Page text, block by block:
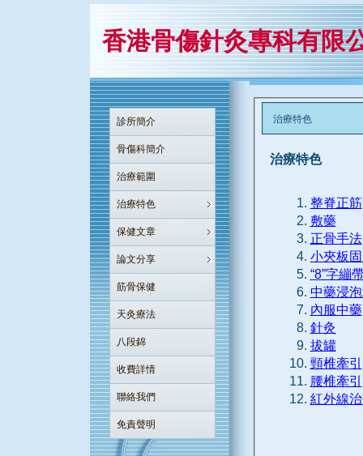
香港骨傷針灸專科有限
治療特色
治療特色
整脊正筋
敷藥
正骨手法
小夾板
“8”字繃
中藥浸
內服中藥
針灸
拔罐
頸椎牽引
腰椎牽引
紅外線
診所簡介
骨傷科簡介
治療範圍
治療特色
保健文章
論文分享
筋骨保健
天灸療法
八段錦
收費詳情
聯絡我們
免責聲明